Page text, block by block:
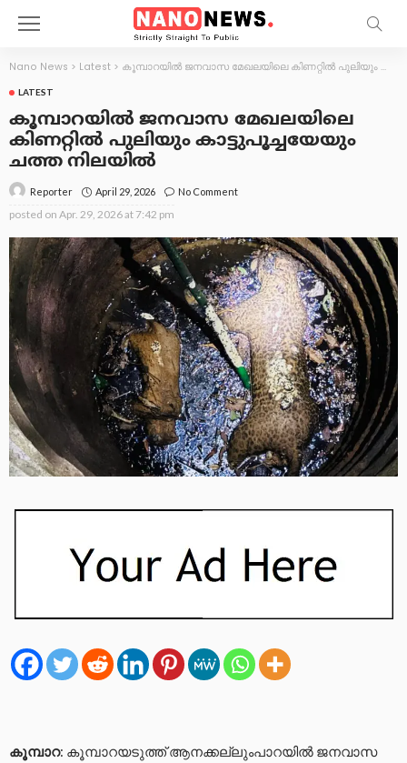
Nano News > Latest > കൂമ്പാറയിൽ ജനവാസ മേഖലയിലെ കിണറ്റിൽ പുലിയും കാട്ടുപൂച്ചയേയും ചത്ത നിലയിൽ
LATEST
കൂമ്പാറയിൽ ജനവാസ മേഖലയിലെ
കിണറ്റിൽ പുലിയും കാട്ടുപൂച്ചയേയും
ചത്ത നിലയിൽ
Reporter April 29, 2026 No Comment
posted on Apr. 29, 2026 at 7:42 pm
കൂമ്പാറ: കൂമ്പാറയടുത്ത് ആനക്കല്ലുംപാറയിൽ ജനവാസ